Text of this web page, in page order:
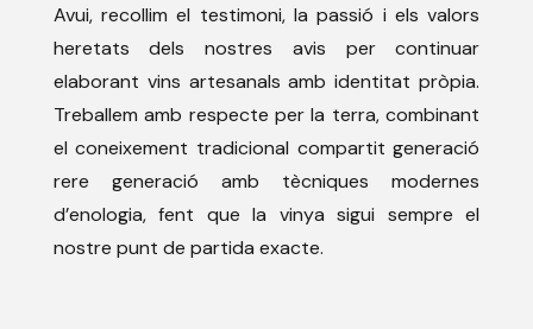
Avui, recollim el testimoni, la passió i els valors
heretats dels nostres avis per continuar
elaborant vins artesanals amb identitat pròpia.
Treballem amb respecte per la terra, combinant
el coneixement tradicional compartit generació
rere generació amb tècniques modernes
d’enologia, fent que la vinya sigui sempre el
nostre punt de partida exacte.